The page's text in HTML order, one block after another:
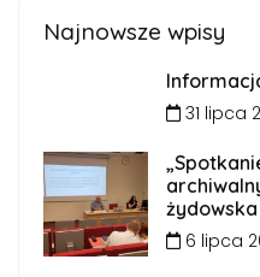
Najnowsze wpisy
31 lipca
6 lipca